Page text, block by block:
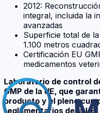
2012:
integral, incluida la
avanzadas
Superficie total de
1.100 metros
Certificación EU
medicamentos
Laboratorio de control
GMP de la UE, que
producto y el pleno
reglamentarios de la UE.